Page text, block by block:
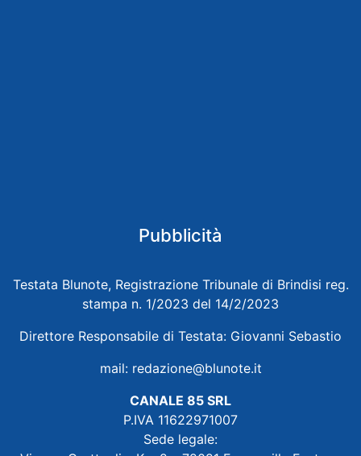
Pubblicità
Testata Blunote, Registrazione Tribunale di Brindisi reg.
stampa n. 1/2023 del 14/2/2023
Direttore Responsabile di Testata: Giovanni Sebastio
mail: redazione@blunote.it
CANALE 85 SRL
P.IVA 11622971007
Sede legale: